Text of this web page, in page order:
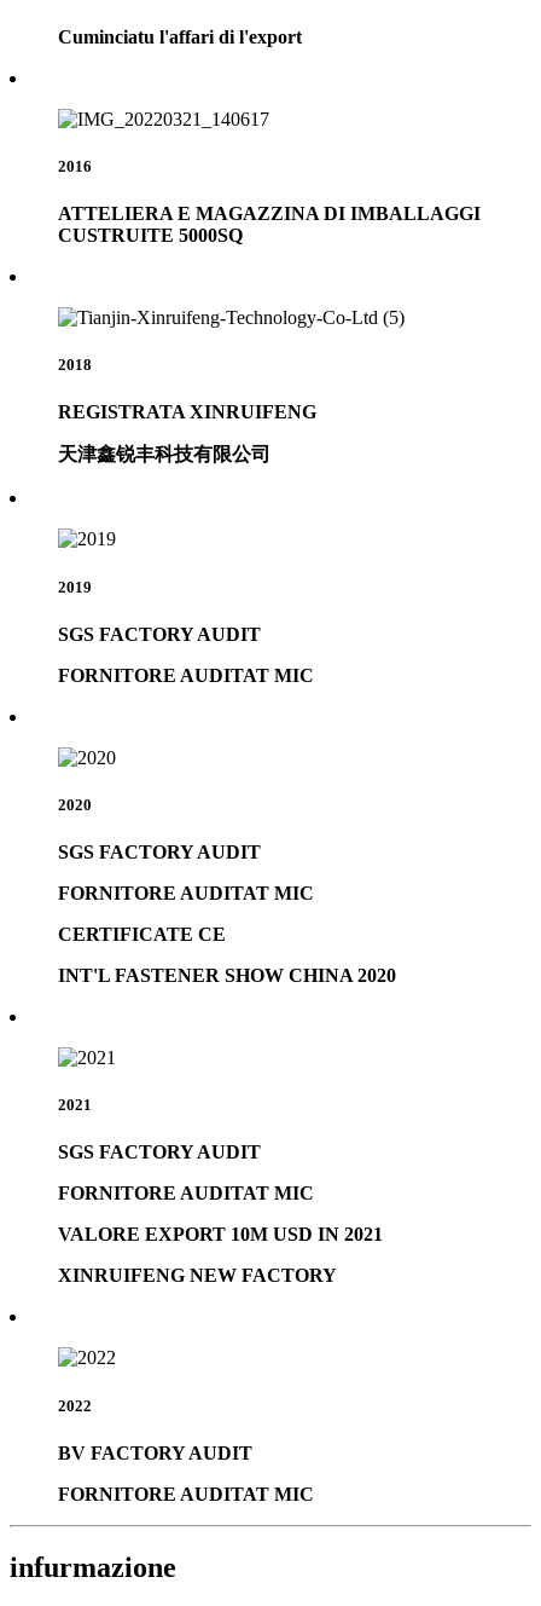
Cuminciatu l'affari di l'export
2016
ATTELIERA E MAGAZZINA DI IMBALLAGGI
CUSTRUITE 5000SQ
2018
REGISTRATA XINRUIFENG
天津鑫锐丰科技有限公司
2019
SGS FACTORY AUDIT
FORNITORE AUDITAT MIC
2020
SGS FACTORY AUDIT
FORNITORE AUDITAT MIC
CERTIFICATE CE
INT'L FASTENER SHOW CHINA 2020
2021
SGS FACTORY AUDIT
FORNITORE AUDITAT MIC
VALORE EXPORT 10M USD IN 2021
XINRUIFENG NEW FACTORY
2022
BV FACTORY AUDIT
FORNITORE AUDITAT MIC
infurmazione